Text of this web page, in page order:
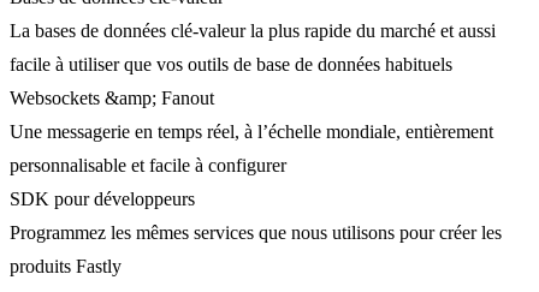
La bases de données clé-valeur la plus rapide du marché et aussi
facile à utiliser que vos outils de base de données habituels
Websockets &amp; Fanout
Une messagerie en temps réel, à l’échelle mondiale, entièrement
personnalisable et facile à configurer
SDK pour développeurs
Programmez les mêmes services que nous utilisons pour créer les
produits Fastly